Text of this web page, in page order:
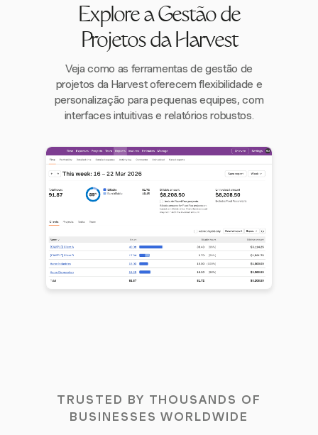
Explore a Gestão de
Projetos da Harvest
Veja como as ferramentas de gestão de
projetos da Harvest oferecem flexibilidade e
personalização para pequenas equipes, com
interfaces intuitivas e relatórios robustos.
TRUSTED BY THOUSANDS OF
BUSINESSES WORLDWIDE